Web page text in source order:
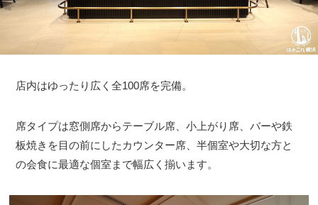
店内はゆったり広く全100席を完備。
席タイプは窓側席からテーブル席、小上がり席、バーや鉄
板焼きを目の前にしたカウンター席、半個室や大切な方と
の会食に最適な個室まで幅広く揃います。